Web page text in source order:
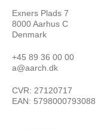
Exners Plads 7
8000 Aarhus C
Denmark
+45 89 36 00 00
a@aarch.dk
CVR: 27120717
EAN: 5798000793088